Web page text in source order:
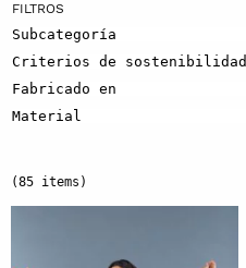
Subcategoría
Criterios de sostenibilidad
Fabricado en
Material
(85 items)